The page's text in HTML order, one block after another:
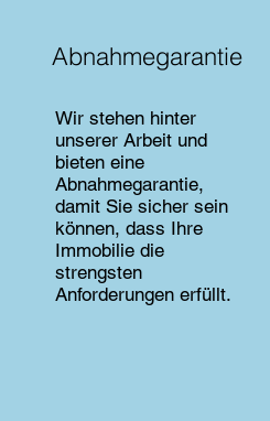
Abnahmegarantie
Wir stehen hinter
unserer Arbeit und
bieten eine
Abnahmegarantie,
damit Sie sicher sein
können, dass Ihre
Immobilie die
strengsten
Anforderungen erfüllt.